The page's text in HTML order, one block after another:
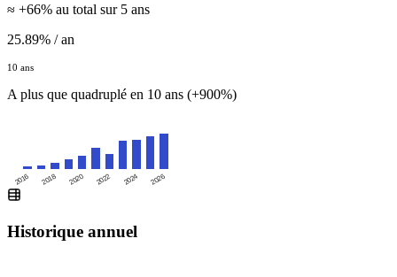
≈ +66% au total sur 5 ans
25.89% / an
10 ans
A plus que quadruplé en 10 ans (+900%)
2016 2018 2020 2022 2024 2026
Historique annuel